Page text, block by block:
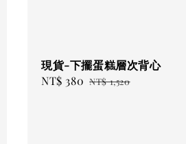
現貨-下擺蛋糕層次背心
Sale
NT$ 380 Regular
NT$ 1,520